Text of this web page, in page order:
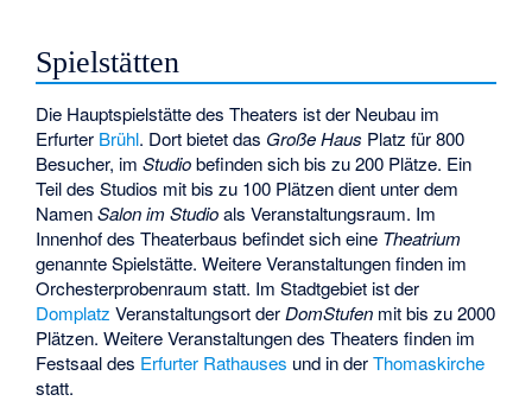
Spielstätten
Die Hauptspielstätte des Theaters ist der Neubau im
Erfurter Brühl. Dort bietet das Große Haus Platz für 800
Besucher, imStudiobefinden sich bis zu 200 Plätze. Ein
Teil des Studios mit bis zu 100 Plätzen dient unter dem
NamenSalon im Studioals Veranstaltungsraum. Im
Innenhof des Theaterbaus befindet sich eine Theatrium
genannte Spielstätte. Weitere Veranstaltungen finden im
Orchesterprobenraum statt. Im Stadtgebiet ist der
Domplatz Veranstaltungsort derDomStufen mit bis zu 2000
Plätzen. Weitere Veranstaltungen des Theaters finden im
Festsaal des Erfurter Rathauses und in derThomaskirche
statt.